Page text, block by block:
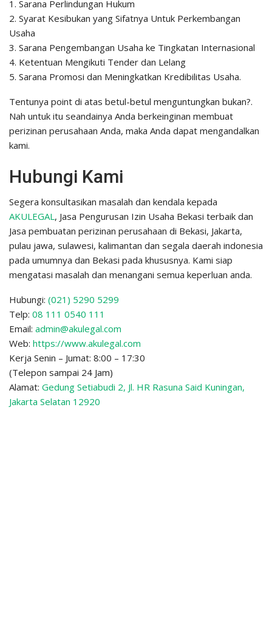
1. Sarana Perlindungan Hukum
2. Syarat Kesibukan yang Sifatnya Untuk Perkembangan
Usaha
3. Sarana Pengembangan Usaha ke Tingkatan Internasional
4. Ketentuan Mengikuti Tender dan Lelang
5. Sarana Promosi dan Meningkatkan Kredibilitas Usaha.
Tentunya point di atas betul-betul menguntungkan bukan?.
Nah untuk itu seandainya Anda berkeinginan membuat
perizinan perusahaan Anda, maka Anda dapat mengandalkan
kami.
Hubungi Kami
Segera konsultasikan masalah dan kendala kepada
AKULEGAL, Jasa Pengurusan Izin Usaha Bekasi terbaik dan
Jasa pembuatan perizinan perusahaan di Bekasi, Jakarta,
pulau jawa, sulawesi, kalimantan dan segala daerah indonesia
pada umumnya dan Bekasi pada khususnya. Kami siap
mengatasi masalah dan menangani semua keperluan anda.
Hubungi: (021) 5290 5299
Telp: 08 111 0540 111
Email: admin@akulegal.com
Web: https://www.akulegal.com
Kerja Senin – Jumat: 8:00 – 17:30
(Telepon sampai 24 Jam)
Alamat: Gedung Setiabudi 2, Jl. HR Rasuna Said Kuningan,
Jakarta Selatan 12920